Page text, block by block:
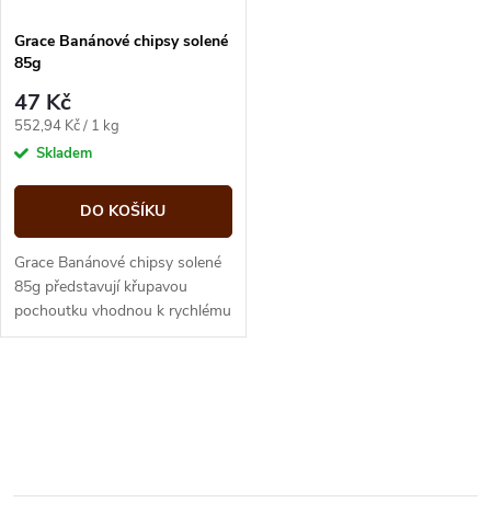
p
r
o
d
u
k
s
p
r
o
d
u
Grace Banánové chipsy solené
85g
47 Kč
Měrná
cena:
552,94 Kč / 1 kg
Skladem
DO KOŠÍKU
Grace Banánové chipsy solené
85g představují křupavou
pochoutku vhodnou k rychlému
zakousnutí. V kategorii
l